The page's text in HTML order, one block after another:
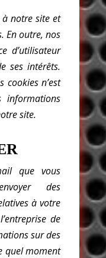
à notre site et
En outre, nos
d’utilisateur
ses intérêts.
cookies n’est
site.
que vous
des
à votre
de
sur des
quel moment